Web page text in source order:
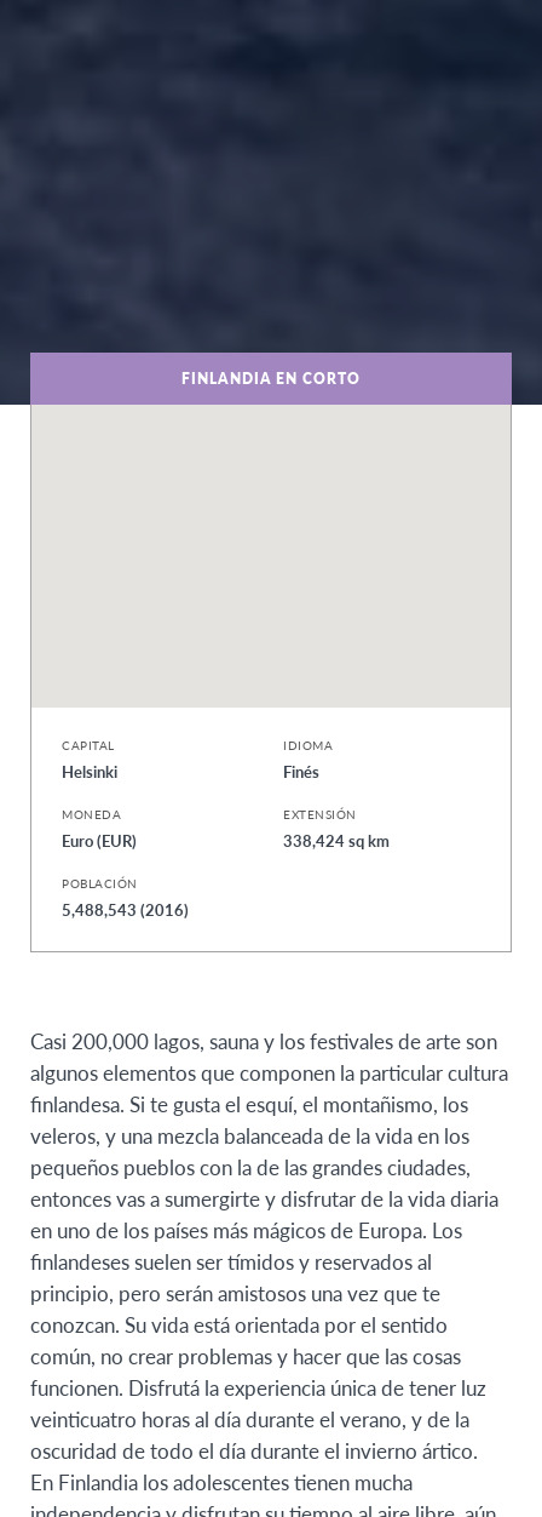
FINLANDIA EN CORTO
CAPITAL
Helsinki
IDIOMA
Finés
MONEDA
Euro (EUR)
EXTENSIÓN
338,424 sq km
POBLACIÓN
5,488,543 (2016)
Casi 200,000 lagos, sauna y los festivales de arte son
algunos elementos que componen la particular cultura
finlandesa. Si te gusta el esquí, el montañismo, los
veleros, y una mezcla balanceada de la vida en los
pequeños pueblos con la de las grandes ciudades,
entonces vas a sumergirte y disfrutar de la vida diaria
en uno de los países más mágicos de Europa. Los
finlandeses suelen ser tímidos y reservados al
principio, pero serán amistosos una vez que te
conozcan. Su vida está orientada por el sentido
común, no crear problemas y hacer que las cosas
funcionen. Disfrutá la experiencia única de tener luz
veinticuatro horas al día durante el verano, y de la
oscuridad de todo el día durante el invierno ártico.
En Finlandia los adolescentes tienen mucha